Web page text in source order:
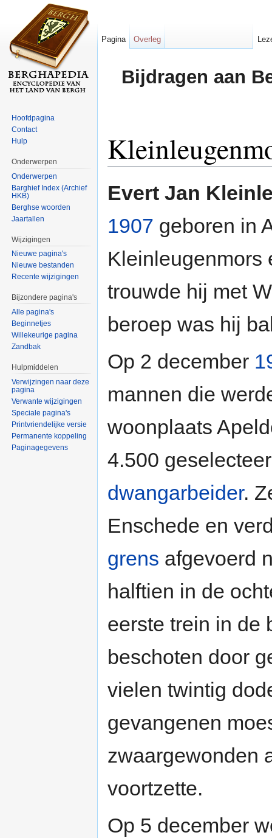
Bijdragen aan
Evert Jan
1907 geboren in
Kleinleugenmors
trouwde hij met
beroep was hij
Op 2 december
mannen die
woonplaats
4.500
dwangarbeider.
Enschede en
grens afgevoerd
halftien in de
eerste trein in de
beschoten door
vielen twintig
gevangenen
zwaargewonden
voortzette.
Op 5 december
Pagina Overleg
Hoofdpagina
Contact
Hulp
Onderwerpen
Onderwerpen
Barghief Index (Archief
HKB)
Berghse woorden
Jaartallen
Wijzigingen
Nieuwe pagina's
Nieuwe bestanden
Recente wijzigingen
Bijzondere pagina's
Alle pagina's
Beginnetjes
Willekeurige pagina
Zandbak
Hulpmiddelen
Verwijzingen naar deze
pagina
Verwante wijzigingen
Speciale pagina's
Printvriendelijke versie
Permanente koppeling
Paginagegevens